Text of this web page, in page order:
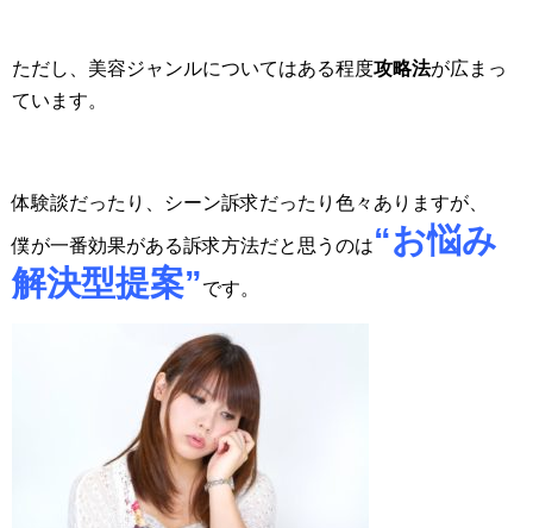
ただし、美容ジャンルについてはある程度攻略法が広まっ
ています。
体験談だったり、シーン訴求だったり色々ありますが、
僕が一番効果がある訴求方法だと思うのは“お悩み
解決型提案”です。